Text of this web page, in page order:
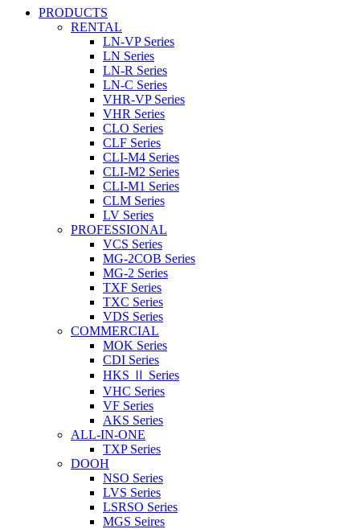
PRODUCTS
RENTAL
LN-VP Series
LN Series
LN-R Series
LN-C Series
VHR-VP Series
VHR Series
CLO Series
CLF Series
CLI-M4 Series
CLI-M2 Series
CLI-M1 Series
CLM Series
LV Series
PROFESSIONAL
VCS Series
MG-2COB Series
MG-2 Series
TXF Series
TXC Series
VDS Series
COMMERCIAL
MOK Series
CDI Series
HKS Ⅱ Series
VHC Series
VF Series
AKS Series
ALL-IN-ONE
TXP Series
DOOH
NSO Series
LVS Series
LSRSO Series
MGS Seires